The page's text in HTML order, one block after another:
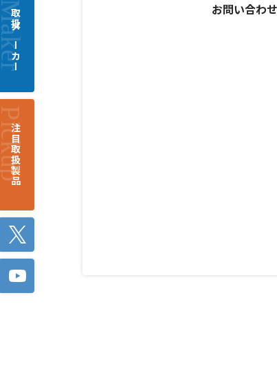
お問い合わ
取扱メーカー
注目取扱製品